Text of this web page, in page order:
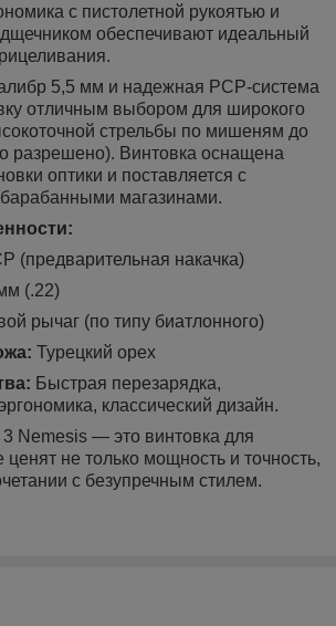
с пистолетной рукоятью и
обеспечивают идеальный
5,5 мм и надежная PCP-система
отличным выбором для широкого
стрельбы по мишеням до
разрешено). Винтовка оснащена
оптики и поставляется с
магазинами.
(предварительная накачка)
(.22)
рычаг (по типу биатлонного)
Турецкий орех
Быстрая перезарядка,
классический дизайн.
Nemesis — это винтовка для
ценят не только мощность и точность,
с безупречным стилем.